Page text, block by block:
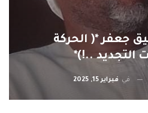
جعفر *( الحركة
التجديد ..!)*
في فبراير 15, 2025